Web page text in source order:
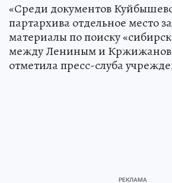
«Среди документов
партархива отдельное место
материалы по поиску
между Лениным и
отметила пресс-слуба